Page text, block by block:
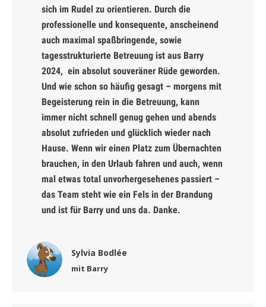
sich im Rudel zu orientieren. Durch die
professionelle und konsequente, anscheinend
auch maximal spaßbringende, sowie
tagesstrukturierte Betreuung ist aus Barry
2024, ein absolut souveräner Rüde geworden.
Und wie schon so häufig gesagt – morgens mit
Begeisterung rein in die Betreuung, kann
immer nicht schnell genug gehen und abends
absolut zufrieden und glücklich wieder nach
Hause. Wenn wir einen Platz zum Übernachten
brauchen, in den Urlaub fahren und auch, wenn
mal etwas total unvorhergesehenes passiert –
das Team steht wie ein Fels in der Brandung
und ist für Barry und uns da. Danke.
Sylvia Bodlée
mit Barry